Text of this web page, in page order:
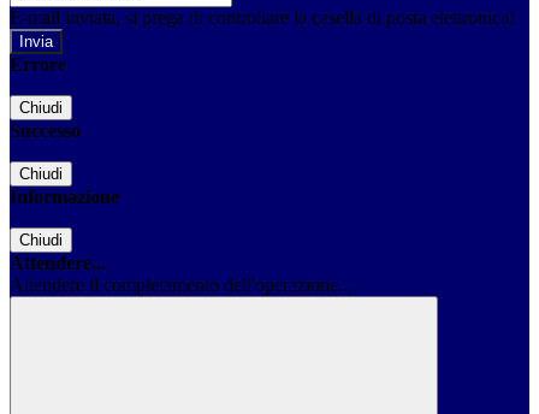
E-mail inviata, si prega di controllare la casella di posta elettronica!
Errore
Chiudi
Successo
Chiudi
Informazione
Chiudi
Attendere...
Attendere il completamento dell'operazione...